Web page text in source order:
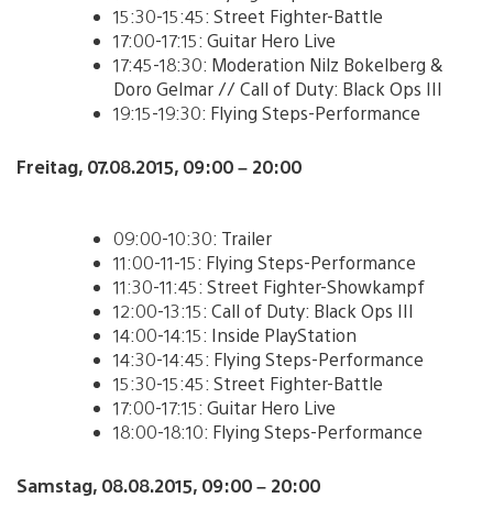
15:30-15:45: Street Fighter-Battle
17:00-17:15: Guitar Hero Live
17:45-18:30: Moderation Nilz Bokelberg &
Doro Gelmar // Call of Duty: Black Ops III
19:15-19:30: Flying Steps-Performance
Freitag, 07.08.2015, 09:00 – 20:00
09:00-10:30: Trailer
11:00-11-15: Flying Steps-Performance
11:30-11:45: Street Fighter-Showkampf
12:00-13:15: Call of Duty: Black Ops III
14:00-14:15: Inside PlayStation
14:30-14:45: Flying Steps-Performance
15:30-15:45: Street Fighter-Battle
17:00-17:15: Guitar Hero Live
18:00-18:10: Flying Steps-Performance
Samstag, 08.08.2015, 09:00 – 20:00